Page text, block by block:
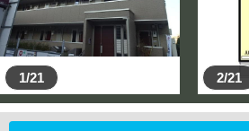
1/21 2/21